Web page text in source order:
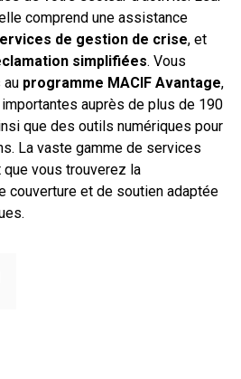
comprend une assistance
de gestion de crise, et
simplifiées. Vous
au programme MACIF Avantage,
auprès de plus de 190
que des outils numériques pour
La vaste gamme de services
vous trouverez la
couverture et de soutien adaptée